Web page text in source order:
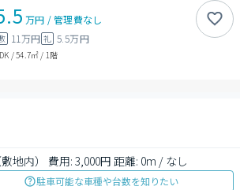
万円 /管理費なし
11万円 礼 5.5万円
/54.7㎡ / 1階
地内） 費用: 3,000円 距離: 0m / なし
駐車可能な車種や台数を知りたい